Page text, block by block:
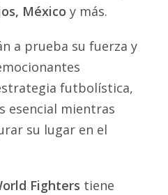
Méxicoy más.
a prueba su fuerza y
futbolística,
esencial mientras
su lugar en el
Fighters tiene